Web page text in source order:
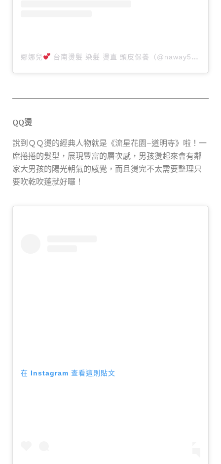
娜娜兒 台南燙髮 染髮 燙直 頭皮保養（@naway531）分享的貼文
QQ燙
說到ＱＱ燙的經典人物就是《流星花園–道明寺》啦！一
席捲捲的髮型，展現豐富的層次感，男孩燙起來會有鄰
家大男孩的陽光朝氣的感覺， 而且燙完不太需要整理只
要吹乾吹蓬就好囉！
在 Instagram 查看這則貼文